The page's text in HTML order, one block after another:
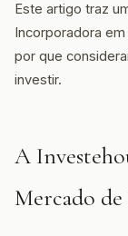
Este artigo traz
Incorporadora
por que
investir.
A
Mercado